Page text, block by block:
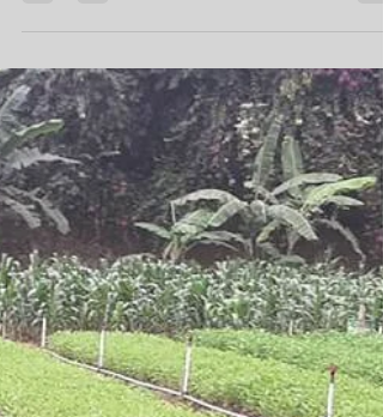
Bernilai Ekonomi
Tinggi
Saat musim panen tiba, para petani merasa
riang gembira karena setelah berbulan-
menanti, akhirnya tanaman yang dirawat...